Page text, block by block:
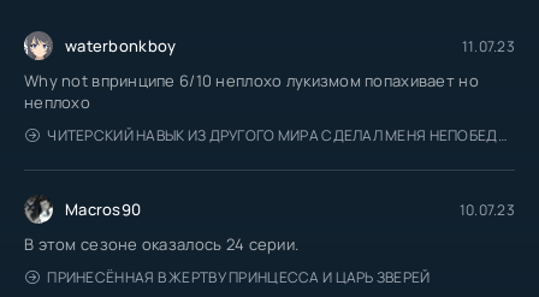
waterbonkboy 11.07.23
Why not впринципе 6/10 неплохо лукизмом попахивает но
неплохо
ЧИТЕРСКИЙ НАВЫК ИЗ ДРУГОГО МИРА СДЕЛАЛ МЕНЯ НЕПОБЕДИМЫМ В МОЁМ
Macros90 10.07.23
В этом сезоне оказалось 24 серии.
ПРИНЕСЁННАЯ В ЖЕРТВУ ПРИНЦЕССА И ЦАРЬ ЗВЕРЕЙ